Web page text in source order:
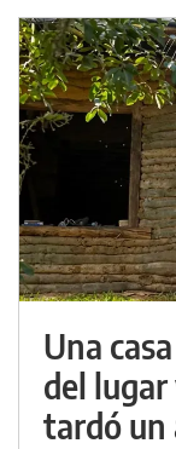
Una
del
tardó un